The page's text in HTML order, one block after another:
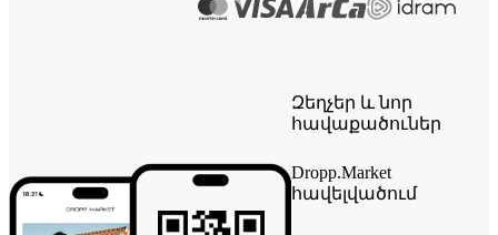
Զեղչեր և նոր
հավաքածուներ
Dropp.Market
հավելվածում